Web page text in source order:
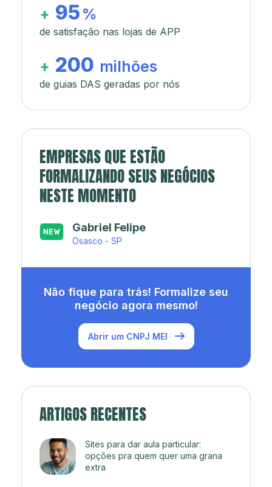
+ 95 %
de satisfação nas lojas de APP
+ 200 milhões
de guias DAS geradas por nós
EMPRESAS QUE ESTÃO
FORMALIZANDO SEUS NEGÓCIOS
NESTE MOMENTO
Japa’s açaí e sorveteria
Rio de Janeiro - RJ
Não fique para trás! Formalize seu
negócio agora mesmo!
Abrir um CNPJ MEI
ARTIGOS RECENTES
Sites para dar aula particular:
opções pra quem quer uma grana
extra